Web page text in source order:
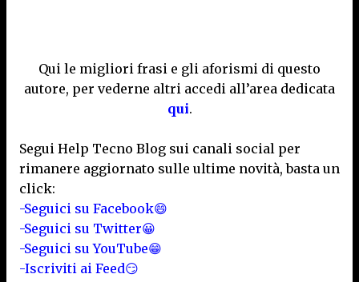
Qui le migliori frasi e gli aforismi di questo
autore, per vederne altri accedi all’area dedicata
qui.
Segui Help Tecno Blog sui canali social per
rimanere aggiornato sulle ultime novità, basta un
click:
-Seguici su Facebook😄
-Seguici su Twitter😀
-Seguici su YouTube😁
-Iscriviti ai Feed😏